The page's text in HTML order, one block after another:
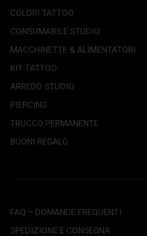
COLORI TATTOO
CONSUMABILE STUDIO
MACCHINETTE & ALIMENTATORI
KIT TATTOO
ARREDO STUDIO
PIERCING
TRUCCO PERMANENTE
BUONI REGALO
FAQ – DOMANDE FREQUENTI
SPEDIZIONE E CONSEGNA